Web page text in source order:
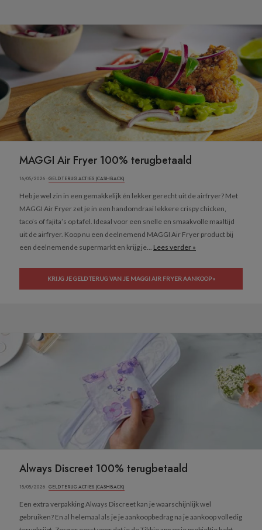
MAGGI Air Fryer 100% terugbetaald
16/05/2026 ·GELD TERUG ACTIES (CASHBACK)
Heb je wel zin in een gemakkelijk én lekker gerecht uit de airfryer? Met
MAGGI Air Fryer zet je in een handomdraai lekkere crispy chicken,
taco’s of fajita’s op tafel. Ideaal voor een snelle en smaakvolle maaltijd
uit de airfryer. Koop nu een deelnemend MAGGI Air Fryer product bij
een deelnemende supermarkt en krijg je... Lees verder »
KRIJG JE GELD TERUG VAN JE MAGGI AIR FRYER AANKOOP »
Always Discreet 100% terugbetaald
15/05/2026 ·GELD TERUG ACTIES (CASHBACK)
Een extra verpakking Always Discreet kan je waarschijnlijk wel
gebruiken? En al helemaal als je je aankoopbedrag na je aankoop volledig